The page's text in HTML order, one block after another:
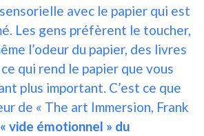
avec le papier qui est
Les gens préfèrent le toucher,
l’odeur du papier, des livres
qui rend le papier que vous
plus important. C’est ce que
de « The art Immersion, Frank
« vide émotionnel » du